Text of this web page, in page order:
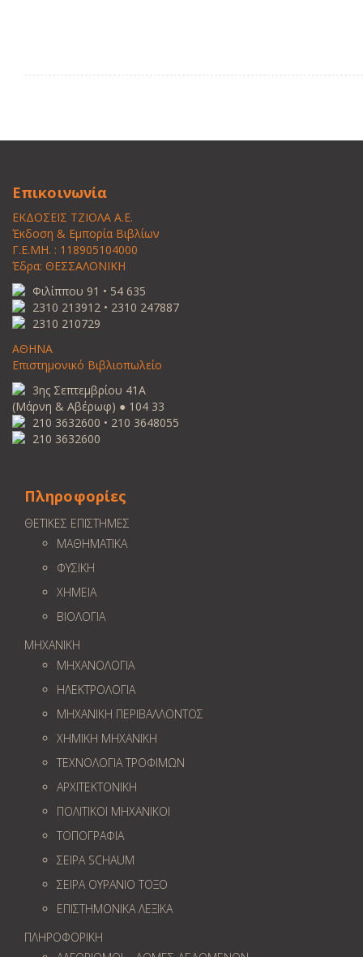
Επικοινωνία
ΕΚΔΟΣΕΙΣ ΤΖΙΟΛΑ Α.Ε.
Έκδοση & Εμπορία Βιβλίων
Γ.Ε.ΜΗ. : 118905104000
Έδρα: ΘΕΣΣΑΛΟΝΙΚΗ
Φιλίππου 91 • 54 635
2310 213912 • 2310 247887
2310 210729
ΑΘΗΝΑ
Επιστημονικό Βιβλιοπωλείο
3ης Σεπτεμβρίου 41Α
(Μάρνη & Αβέρωφ) ● 104 33
210 3632600 • 210 3648055
210 3632600
Πληροφορίες
ΘΕΤΙΚΕΣ ΕΠΙΣΤΗΜΕΣ
ΜΑΘΗΜΑΤΙΚΑ
ΦΥΣΙΚΗ
ΧΗΜΕΙΑ
ΒΙΟΛΟΓΙΑ
ΜΗΧΑΝΙΚΗ
ΜΗΧΑΝΟΛΟΓΙΑ
ΗΛΕΚΤΡΟΛΟΓΙΑ
ΜΗΧΑΝΙΚΗ ΠΕΡΙΒΑΛΛΟΝΤΟΣ
ΧΗΜΙΚΗ ΜΗΧΑΝΙΚΗ
ΤΕΧΝΟΛΟΓΙΑ ΤΡΟΦΙΜΩΝ
ΑΡΧΙΤΕΚΤΟΝΙΚΗ
ΠΟΛΙΤΙΚΟΙ ΜΗΧΑΝΙΚΟΙ
ΤΟΠΟΓΡΑΦΙΑ
ΣΕΙΡΑ SCHAUM
ΣΕΙΡΑ ΟΥΡΑΝΙΟ ΤΟΞΟ
ΕΠΙΣΤΗΜΟΝΙΚΑ ΛΕΞΙΚΑ
ΠΛΗΡΟΦΟΡΙΚΗ